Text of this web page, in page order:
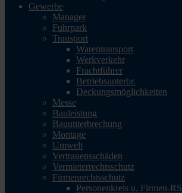
Gewerbe
Manager
Fuhrpark
Transport
Warentransport
Werkverkehr
Frachtführer
Betriebsunterbr.
Deckungsmöglichkeiten
Messe
Bauleistung
Bauunterbrechung
Montage
Umwelt
Vertrauensschäden
Vermieterrechtsschutz
Firmenrechtsschutz
Personenkreis u. Firmen-RS